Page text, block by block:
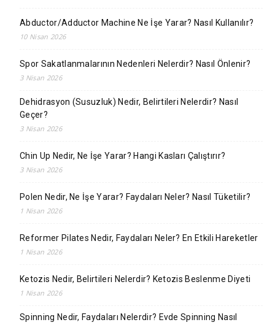
Abductor/Adductor Machine Ne İşe Yarar? Nasıl Kullanılır?
10 Nisan 2026
Spor Sakatlanmalarının Nedenleri Nelerdir? Nasıl Önlenir?
3 Nisan 2026
Dehidrasyon (Susuzluk) Nedir, Belirtileri Nelerdir? Nasıl
Geçer?
3 Nisan 2026
Chin Up Nedir, Ne İşe Yarar? Hangi Kasları Çalıştırır?
3 Nisan 2026
Polen Nedir, Ne İşe Yarar? Faydaları Neler? Nasıl Tüketilir?
1 Nisan 2026
Reformer Pilates Nedir, Faydaları Neler? En Etkili Hareketler
1 Nisan 2026
Ketozis Nedir, Belirtileri Nelerdir? Ketozis Beslenme Diyeti
1 Nisan 2026
Spinning Nedir, Faydaları Nelerdir? Evde Spinning Nasıl